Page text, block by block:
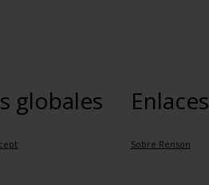
globales Enlaces
Sobre Renson